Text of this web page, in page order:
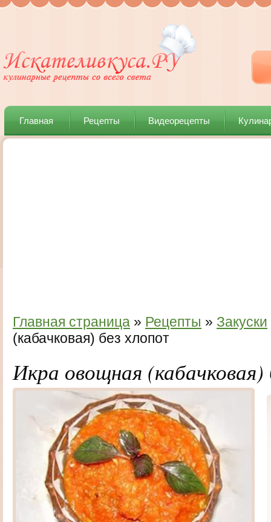
Главная Рецепты Видеорецепты
Главная страница » Рецепты » Закуски
(кабачковая) без хлопот
Икра овощная (кабачковая)